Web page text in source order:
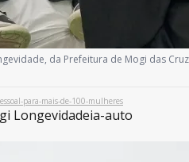
da Prefeitura de Mogi das
para-mais-de-100-mulheres
Longevidadeia-auto